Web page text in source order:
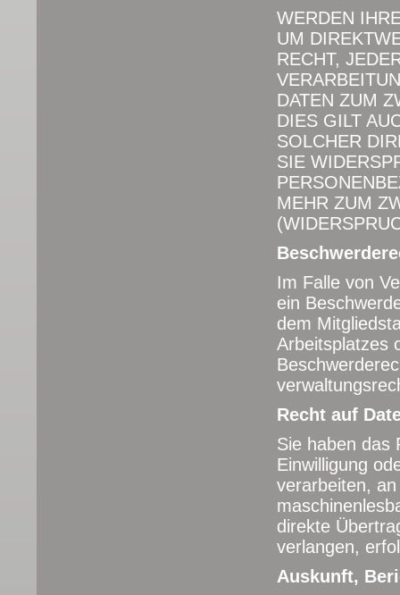
WERDEN
UM
RECHT,
DATEN ZUM
DIES GILT
SOLCHER
SIE
MEHR ZUM
Im Falle von
ein
dem
Arbeitsplatzes
Recht auf
Sie haben das
Einwilligung
verarbeiten,
direkte
verlangen,
Auskunft,